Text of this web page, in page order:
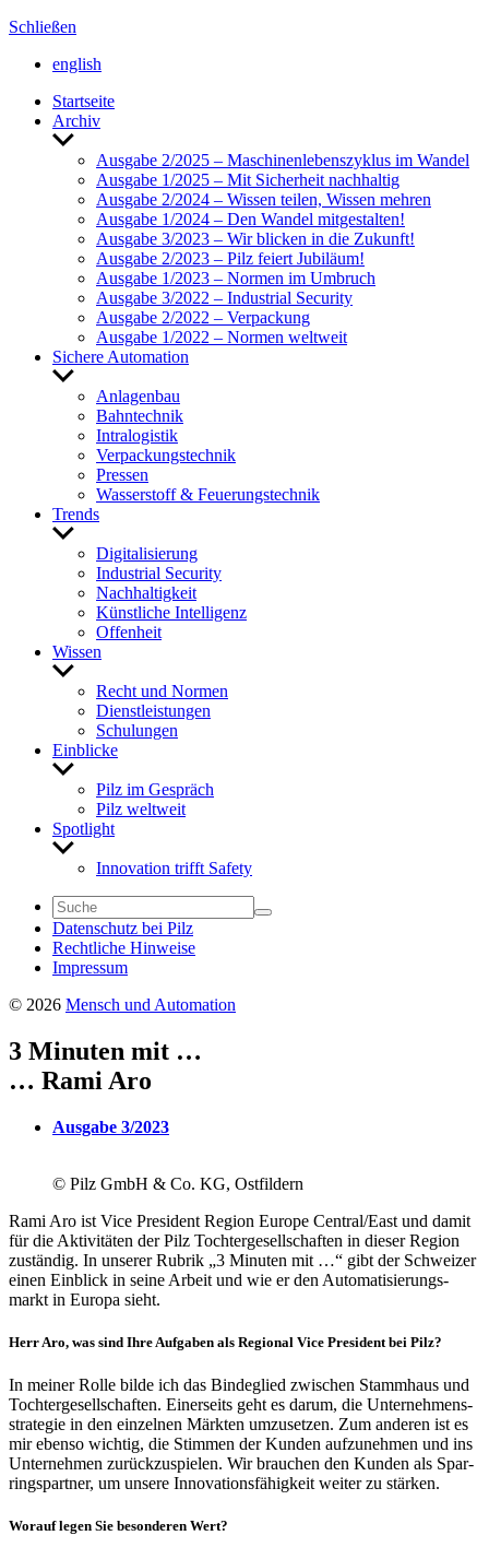
Schließen
english
Start­seite
Archiv
Untermenü
anzeigenAusgabe 2/2025 – Maschi­nen­le­bens­zy­klus im Wandel
Ausgabe 1/2025 – Mit Sicher­heit nach­haltig
Ausgabe 2/2024 – Wissen teilen, Wissen mehren
Ausgabe 1/2024 – Den Wandel mitge­stalten!
Ausgabe 3/2023 – Wir blicken in die Zukunft!
Ausgabe 2/2023 – Pilz feiert Jubi­läum!
Ausgabe 1/2023 – Normen im Umbruch
Ausgabe 3/2022 – Indus­trial Security
Ausgabe 2/2022 – Verpa­ckung
Ausgabe 1/2022 – Normen welt­weit
Sichere Auto­ma­tion
Untermenü
anzeigenAnla­genbau
Bahn­technik
Intra­lo­gistik
Verpa­ckungs­technik
Pressen
Wasser­stoff & Feue­rungs­technik
Trends
Untermenü
anzeigenDigi­ta­li­sie­rung
Indus­trial Security
Nach­hal­tig­keit
Künst­liche Intel­li­genz
Offen­heit
Wissen
Untermenü
anzeigenRecht und Normen
Dienst­leis­tungen
Schu­lungen
Einblicke
Untermenü
anzeigenPilz im Gespräch
Pilz welt­weit
Spot­light
Untermenü
anzeigenInno­va­tion trifft Safety
Daten­schutz bei Pilz
Recht­liche Hinweise
Impressum
© 2026 Mensch und Automation
3 Minuten mit …
… Rami Aro
Ausgabe 3/2023
© Pilz GmbH & Co. KG, Ostfildern
Rami Aro ist Vice Presi­dent Region Europe Central/East und damit
für die Akti­vi­täten der Pilz Toch­ter­ge­sell­schaften in dieser Region
zuständig. In unserer Rubrik „3 Minuten mit …“ gibt der Schweizer
einen Einblick in seine Arbeit und wie er den Auto­ma­ti­sie­rungs­
markt in Europa sieht.
Herr Aro, was sind Ihre Aufgaben als Regional Vice Presi­dent bei Pilz?
In meiner Rolle bilde ich das Binde­glied zwischen Stamm­haus und
Toch­ter­ge­sell­schaften. Einer­seits geht es darum, die Unter­neh­mens­
stra­tegie in den einzelnen Märkten umzu­setzen. Zum anderen ist es
mir ebenso wichtig, die Stimmen der Kunden aufzu­nehmen und ins
Unter­nehmen zurück­zu­spielen. Wir brau­chen den Kunden als Spar­
rings­partner, um unsere Inno­va­ti­ons­fä­hig­keit weiter zu stärken.
Worauf legen Sie beson­deren Wert?